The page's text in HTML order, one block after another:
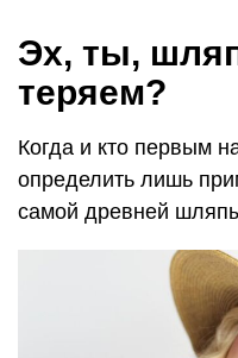
Эх, ты,
теряем?
Когда и кто первым
определить лишь
самой древней